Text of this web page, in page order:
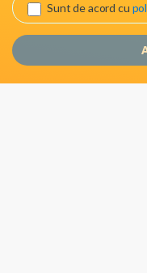
Sunt de acord cu